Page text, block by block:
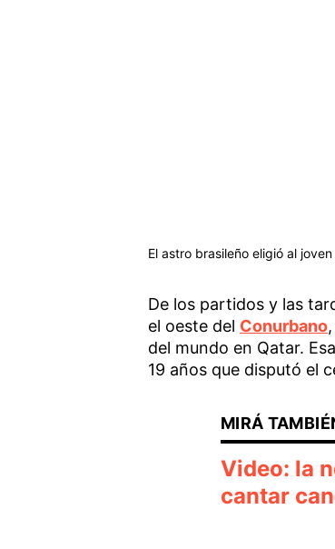
El astro brasileño eligió al
De los partidos y las
el oeste del Conurbano
del mundo en Qatar.
19 años que disputó el
Video: la
cantar